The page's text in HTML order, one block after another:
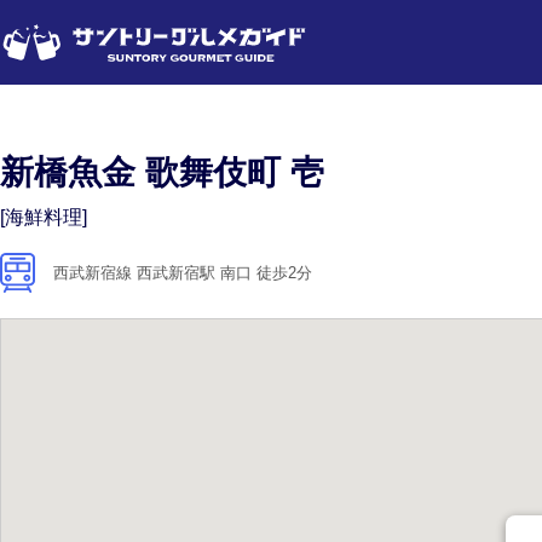
新橋魚金 歌舞伎町 壱
[海鮮料理]
西武新宿線 西武新宿駅 南口 徒歩2分